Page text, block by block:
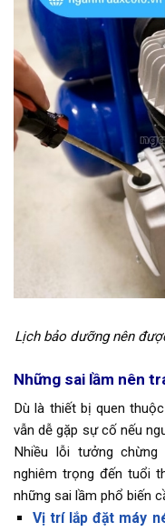
Lịch bảo dưỡng nên
Những sai lầm nên
Dù là thiết bị quen
vẫn dễ gặp sự cố nếu
Nhiều lỗi tưởng
nghiêm trọng đến tuổi
những sai lầm phổ biến
Vị trí lắp đặt máy